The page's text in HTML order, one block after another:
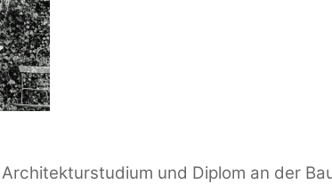
Architekturstudium und Diplom an der